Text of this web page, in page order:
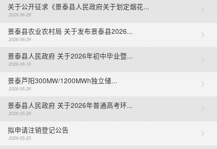
关于公开征求《景泰县人民政府关于划定烟花...
2026-06-28
景泰县农业农村局 关于发布景泰县2026...
2026-06-24
景泰县人民政府 关于2026年初中毕业暨...
2026-06-10
景泰芦阳300MW/1200MWh独立储...
2026-05-26
景泰县人民政府 关于2026年普通高考环...
2026-05-26
拟申请注销登记公告
2026-05-25